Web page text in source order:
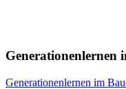
Generationenlernen
Generationenlernen im